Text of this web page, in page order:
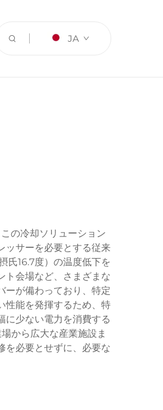
JA
の冷却ソリューション
ッサーを必要とする従来
氏16.7度）の温度低下を
ト会場など、さまざまな
ーが備わっており、特定
性能を発揮するため、特
に少ない電力を消費する
から広大な産業施設ま
を必要とせずに、必要な